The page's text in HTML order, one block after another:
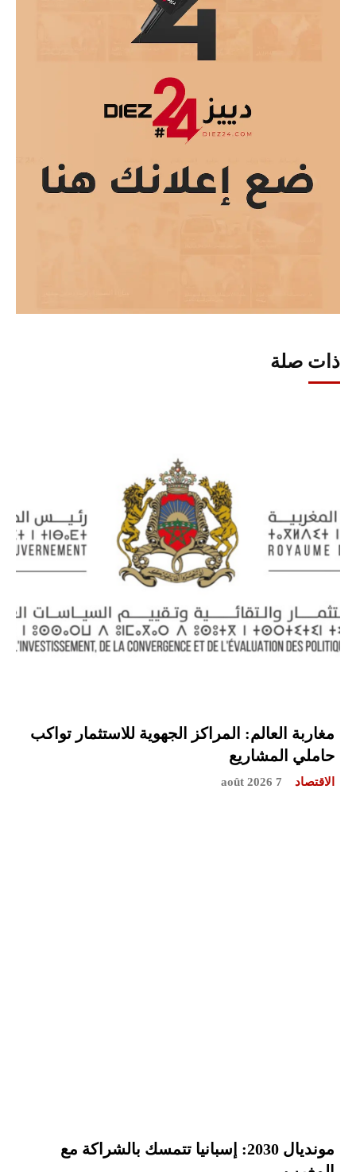
ذات صلة
مغاربة العالم: المراكز الجهوية للاستثمار تواكب
حاملي المشاريع
الاقتصاد 7 août 2026
مونديال 2030: إسبانيا تتمسك بالشراكة مع